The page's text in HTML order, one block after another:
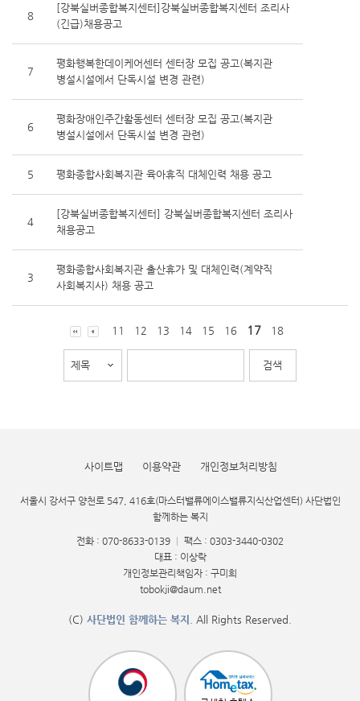
8
[강북실버종합복지센터]강북실버종합복지센터 조리사
(긴급)채용공고
7
평화행복한데이케어센터 센터장 모집 공고(복지관
병설시설에서 단독시설 변경 관련)
6
평화장애인주간활동센터 센터장 모집 공고(복지관
병설시설에서 단독시설 변경 관련)
5 평화종합사회복지관 육아휴직 대체인력 채용 공고
4
[강북실버종합복지센터] 강북실버종합복지센터 조리사
채용공고
3
평화종합사회복지관 출산휴가 및 대체인력(계약직
사회복지사) 채용 공고
11 12 13 14 15 16 17 18
사이트맵 이용약관 개인정보처리방침
서울시 강서구 양천로 547, 416호(마스터밸류에이스밸류지식산업센터) 사단법인
함께하는 복지
전화 : 070-8633-0139
팩스 : 0303-3440-0302
대표 : 이상락
개인정보관리책임자 : 구미희
tobokji@daum.net
(C) 사단법인 함께하는 복지 . All Rights Reserved.